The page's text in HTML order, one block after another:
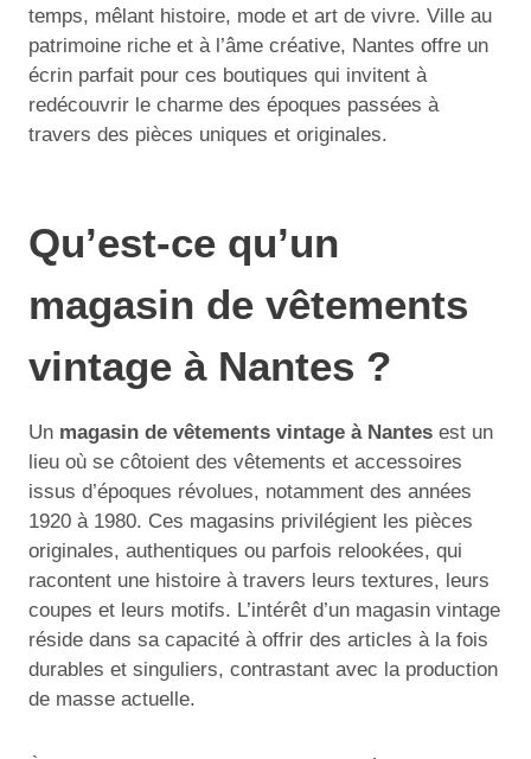
temps, mêlant histoire, mode et art de vivre. Ville au
patrimoine riche et à l’âme créative, Nantes offre un
écrin parfait pour ces boutiques qui invitent à
redécouvrir le charme des époques passées à
travers des pièces uniques et originales.
Qu’est-ce qu’un
magasin de vêtements
vintage à Nantes ?
Un magasin de vêtements vintage à Nantes est un
lieu où se côtoient des vêtements et accessoires
issus d’époques révolues, notamment des années
1920 à 1980. Ces magasins privilégient les pièces
originales, authentiques ou parfois relookées, qui
racontent une histoire à travers leurs textures, leurs
coupes et leurs motifs. L’intérêt d’un magasin vintage
réside dans sa capacité à offrir des articles à la fois
durables et singuliers, contrastant avec la production
de masse actuelle.